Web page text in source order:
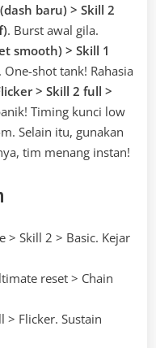
baru) > Skill 2
. Burst awal gila.
smooth) > Skill 1
. One-shot tank! Rahasia
> Skill 2 full >
Timing kunci low
Selain itu, gunakan
tim menang instan!
> Skill 2 > Basic. Kejar
reset > Chain
> Flicker. Sustain